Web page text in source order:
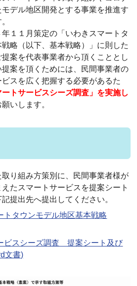
デル地区開発とする事業を推進す
１１月策定の「いわきスマートタ
略（以下、基本戦略）」に則した
案を代表事業者から頂くこととし
案を頂くためには、民間事業者の
スを広く把握する必要があるた
トサービスシーズ調査」を実施し
いします。
り組み方策別に、民間事業者様が
たスマートサービスを提案シート
提出先へ提出してください。
トタウンモデル地区基本戦略
ビスシーズ調査 提案シート及び
文書)